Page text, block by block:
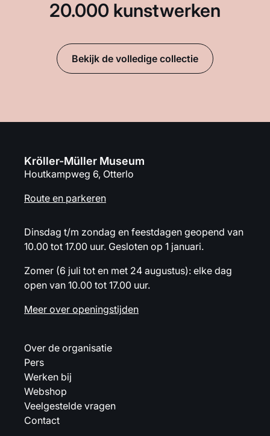
20.000 kunstwerken
Bekijk de volledige collectie
Kröller-Müller Museum
Houtkampweg 6, Otterlo
Route en parkeren
Dinsdag t/m zondag en feestdagen geopend van
10.00 tot 17.00 uur. Gesloten op 1 januari.
Zomer (6 juli tot en met 24 augustus): elke dag
open van 10.00 tot 17.00 uur.
Meer over openingstijden
Over de organisatie
Pers
Werken bij
Webshop
Veelgestelde vragen
Contact